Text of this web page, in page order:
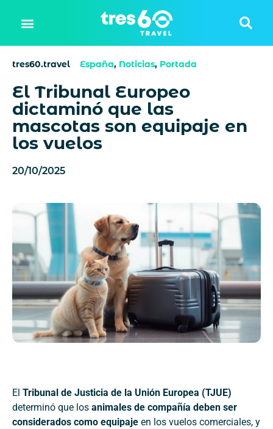
tres60.travel España, Noticias, Portada
El Tribunal Europeo
dictaminó que las
mascotas son equipaje en
los vuelos
20/10/2025
El Tribunal de Justicia de la Unión Europea (TJUE)
determinó que los animales de compañía deben ser
considerados como equipaje en los vuelos comerciales, y